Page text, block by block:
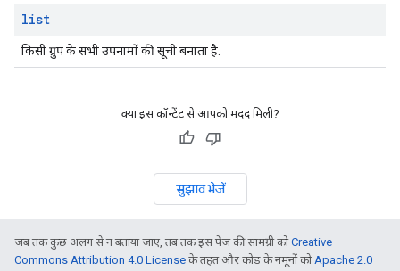
list
किसी ग्रुप के सभी उपनामों की सूची बनाता है.
क्या इस कॉन्टेंट से आपको मदद मिली?
सुझाव भेजें
जब तक कुछ अलग से न बताया जाए, तब तक इस पेज की सामग्री कोCreative
Commons Attribution 4.0 License के तहत और कोड के नमूनों कोApache 2.0